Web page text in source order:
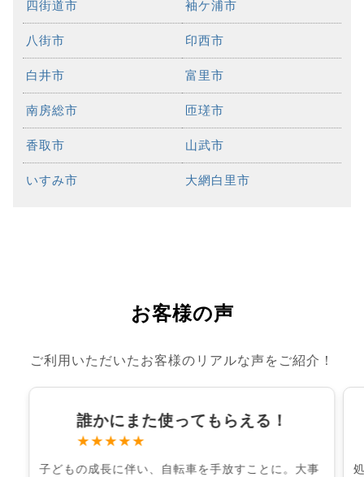
四街道市 袖ケ浦市
八街市 印西市
白井市 富里市
南房総市 匝瑳市
香取市 山武市
いすみ市 大網白里市
お客様の声
ご利用いただいたお客様のリアルな声をご紹介！
誰かにまた使ってもらえる！
★★★★★
子どもの成長に伴い、自転車を手放すことに。大事